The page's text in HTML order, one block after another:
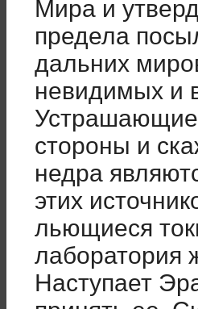
Мира и
предела
дальних
невидимых и
стороны и
недра
этих
льющиеся
лаборатория
Наступает